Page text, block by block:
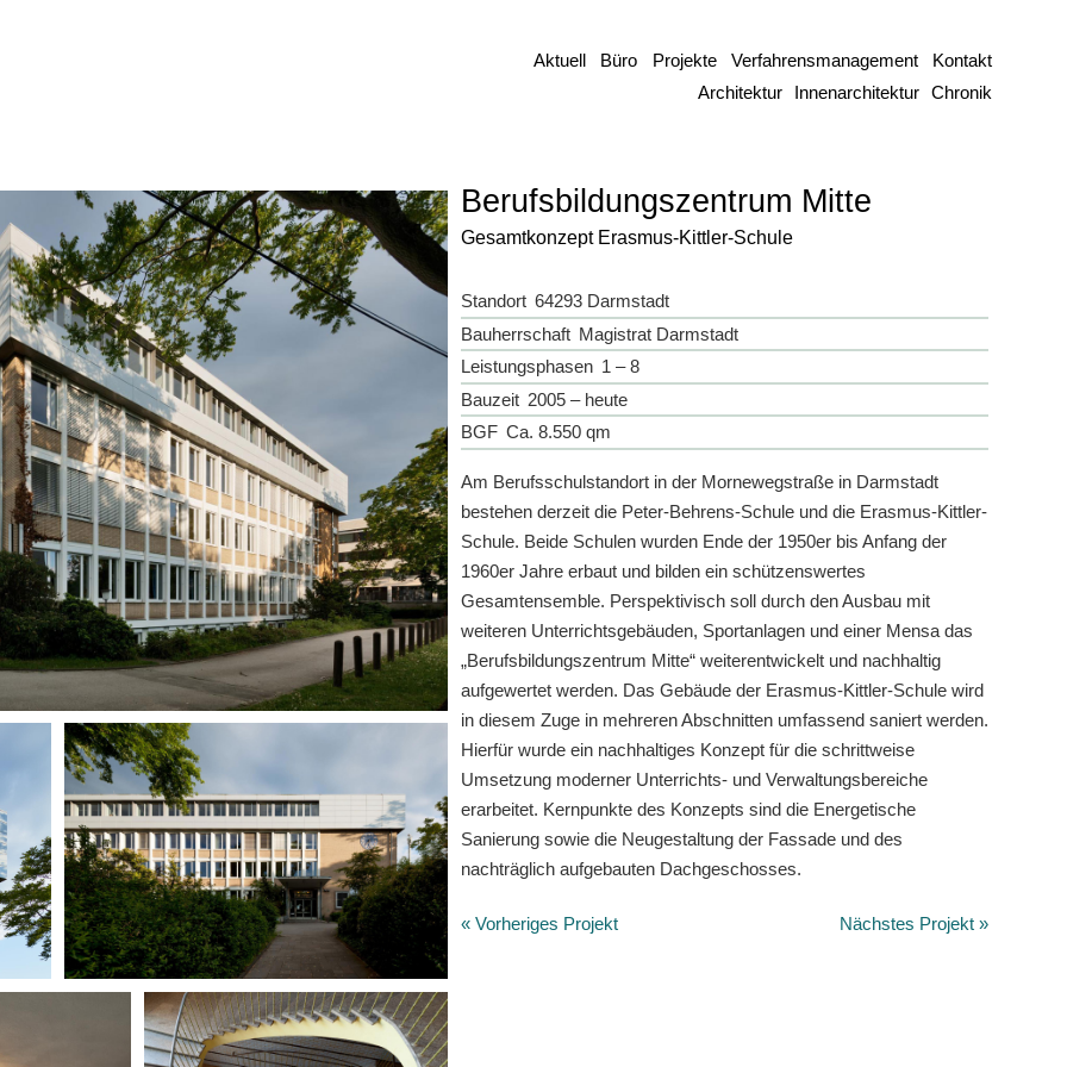
Aktuell Büro Projekte Verfahrensmanagement Kontakt
Architektur Innenarchitektur Chronik
Berufsbildungszentrum Mitte
Gesamtkonzept Erasmus-Kittler-Schule
Standort 64293 Darmstadt
Bauherrschaft Magistrat Darmstadt
Leistungsphasen 1 – 8
Bauzeit 2005 – heute
BGF Ca. 8.550 qm
Am Berufsschulstandort in der Mornewegstraße in Darmstadt
bestehen derzeit die Peter-Behrens-Schule und die Erasmus-Kittler-
Schule. Beide Schulen wurden Ende der 1950er bis Anfang der
1960er Jahre erbaut und bilden ein schützenswertes
Gesamtensemble. Perspektivisch soll durch den Ausbau mit
weiteren Unterrichtsgebäuden, Sportanlagen und einer Mensa das
„Berufsbildungszentrum Mitte“ weiterentwickelt und nachhaltig
aufgewertet werden. Das Gebäude der Erasmus-Kittler-Schule wird
in diesem Zuge in mehreren Abschnitten umfassend saniert werden.
Hierfür wurde ein nachhaltiges Konzept für die schrittweise
Umsetzung moderner Unterrichts- und Verwaltungsbereiche
erarbeitet. Kernpunkte des Konzepts sind die Energetische
Sanierung sowie die Neugestaltung der Fassade und des
nachträglich aufgebauten Dachgeschosses.
« Vorheriges Projekt Nächstes Projekt »